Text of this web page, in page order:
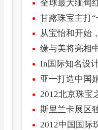
全球最大缅甸
甘露珠宝主打“
从宝怡和开始
缘与美将亮相
In国际知名设
亚一打造中国
2012北京珠宝
斯里兰卡展区
2012中国国际